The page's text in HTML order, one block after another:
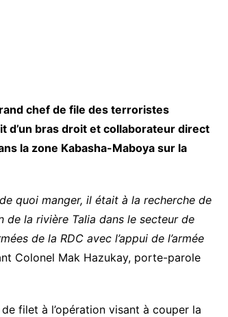
chef de file des terroristes
d’un bras droit et collaborateur direct
la zone Kabasha-Maboya sur la
quoi manger, il était à la recherche de
la rivière Talia dans le secteur de
de la RDC avec l’appui de l’armée
Colonel Mak Hazukay, porte-parole
filet à l’opération visant à couper la